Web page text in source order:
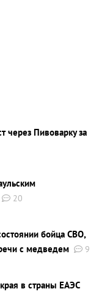
через Пивоварку за
20
бойца СВО,
с медведем
9
в страны ЕАЭС